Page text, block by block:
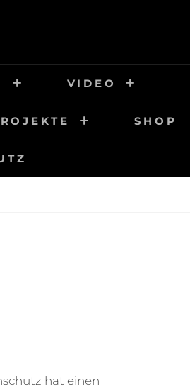
VIDEO
SHOP
hat einen